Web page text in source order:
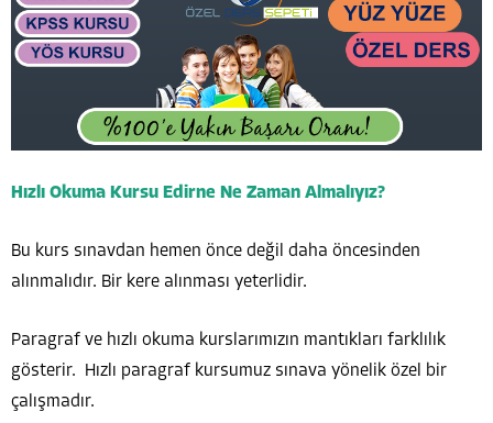
Hızlı Okuma Kursu Edirne Ne Zaman Almalıyız?
Bu kurs sınavdan hemen önce değil daha öncesinden
alınmalıdır. Bir kere alınması yeterlidir.
Paragraf ve hızlı okuma kurslarımızın mantıkları farklılık
gösterir. Hızlı paragraf kursumuz sınava yönelik özel bir
çalışmadır.